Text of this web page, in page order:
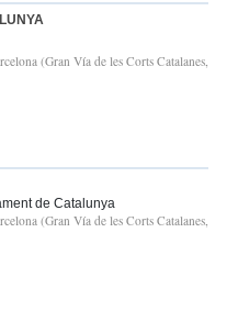
(Gran Vía de les Corts Catalanes,
de Catalunya
(Gran Vía de les Corts Catalanes,